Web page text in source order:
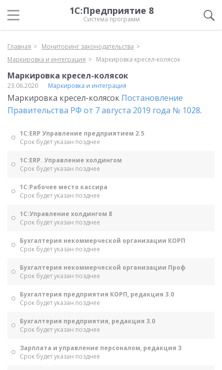
1С:Предприятие 8
Система программ
Главная
Мониторинг законодательства
Маркировка и интеграция
Маркировка кресел-колясок
Маркировка кресел-колясок
23.06.2020 Маркировка и интеграция
Маркировка кресел-колясок Постановление
Правительства РФ от 7 августа 2019 года № 1028.
1С:ERP Управление предприятием 2.5
Срок будет указан позднее
1С:ERP. Управление холдингом
Срок будет указан позднее
1С:Рабочее место кассира
Срок будет указан позднее
1С:Управление холдингом 8
Срок будет указан позднее
Бухгалтерия некоммерческой организации КОРП
Срок будет указан позднее
Бухгалтерия некоммерческой организации Проф
Срок будет указан позднее
Бухгалтерия предприятия КОРП, редакция 3.0
Срок будет указан позднее
Бухгалтерия предприятия, редакция 3.0
Срок будет указан позднее
Зарплата и управление персоналом, редакция 3
Срок будет указан позднее